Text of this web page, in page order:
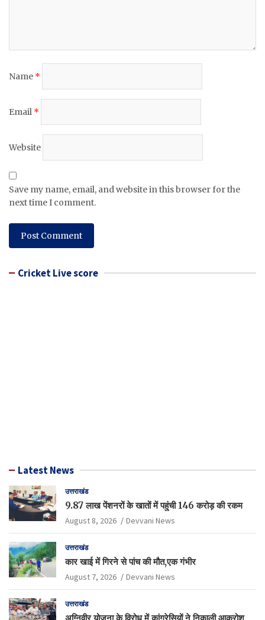
Name *
Email *
Website
Save my name, email, and website in this browser for the
next time I comment.
Cricket Live score
Latest News
उत्तराखंड
9.87 लाख पेंशनरों के खातों में पहुंची 146 करोड़ की रकम
August 8, 2026 Devvani News
उत्तराखंड
कार खाई में गिरने से पांच की मौत,एक गंभीर
August 7, 2026 Devvani News
उत्तराखंड